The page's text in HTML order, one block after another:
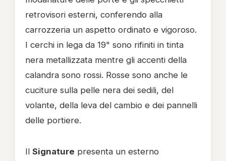
retrovisori esterni, conferendo alla
carrozzeria un aspetto ordinato e vigoroso.
I cerchi in lega da 19" sono rifiniti in tinta
nera metallizzata mentre gli accenti della
calandra sono rossi. Rosse sono anche le
cuciture sulla pelle nera dei sedili, del
volante, della leva del cambio e dei pannelli
delle portiere.
Il Signature presenta un esterno